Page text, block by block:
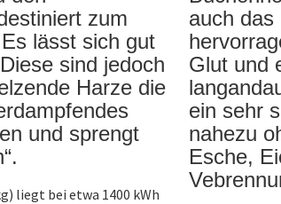
zum
lässt sich gut
sind jedoch
Harze die
und sprengt
liegt bei etwa 1400 kWh
auch
Glut und
ein sehr
nahezu
Esche,